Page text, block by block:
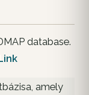
database.
amely